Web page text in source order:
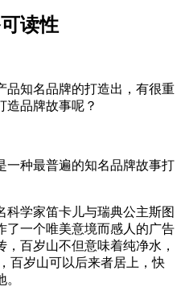
读性
品知名品牌的打造出，有很重
造品牌故事呢？
一种最普遍的知名品牌故事打
科学家笛卡儿与瑞典公主斯图
了一个唯美意境而感人的广告
百岁山不但意味着纯净水，
百岁山可以后来者居上，快